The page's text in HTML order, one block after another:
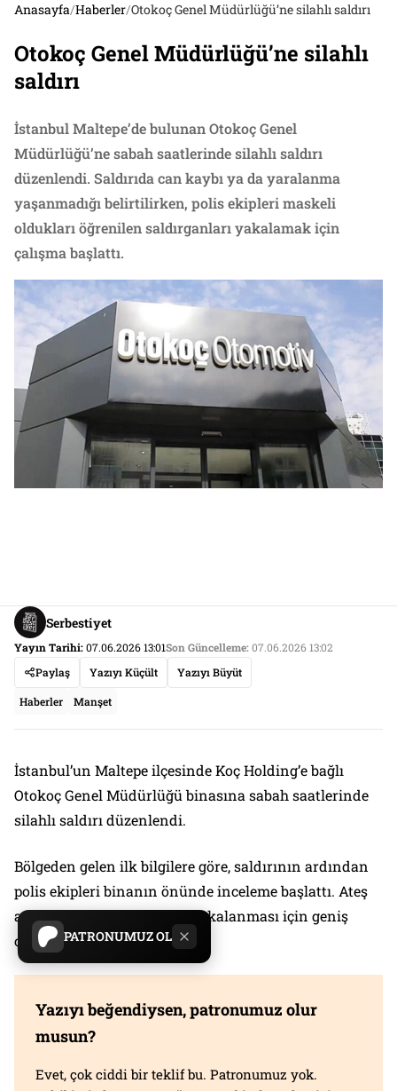
PATRONUMUZ OL
Anasayfa/Haberler/Otokoç Genel Müdürlüğü’ne silahlı saldırı
Otokoç Genel Müdürlüğü’ne silahlı
saldırı
İstanbul Maltepe’de bulunan Otokoç Genel
Müdürlüğü’ne sabah saatlerinde silahlı saldırı
düzenlendi. Saldırıda can kaybı ya da yaralanma
yaşanmadığı belirtilirken, polis ekipleri maskeli
oldukları öğrenilen saldırganları yakalamak için
çalışma başlattı.
Serbestiyet
Yayın Tarihi:07.06.2026 13:01Son Güncelleme:07.06.2026 13:02
Paylaş
Yazıyı Küçült Yazıyı Büyüt
Haberler Manşet
İstanbul’un Maltepe ilçesinde Koç Holding’e bağlı
Otokoç Genel Müdürlüğü binasına sabah saatlerinde
silahlı saldırı düzenlendi.
Bölgeden gelen ilk bilgilere göre, saldırının ardından
polis ekipleri binanın önünde inceleme başlattı. Ateş
açıp kaçan saldırganların yakalanması için geniş
çaplı çalışma yürütülüyor.
Yazıyı beğendiysen, patronumuz olur
musun?
Evet, çok ciddi bir teklif bu. Patronumuz yok.